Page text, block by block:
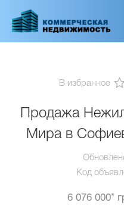
основному
В избранное
Продажа
Мира в
Код
6 076 000*